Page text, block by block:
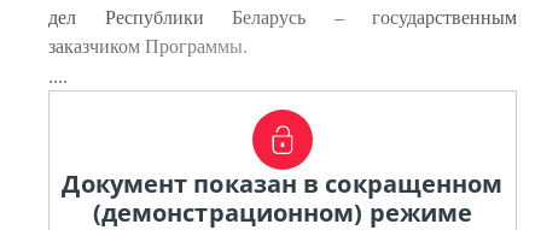
дел Республики Беларусь – государственным
заказчиком Программы.
....
Документ показан в сокращенном
(демонстрационном) режиме